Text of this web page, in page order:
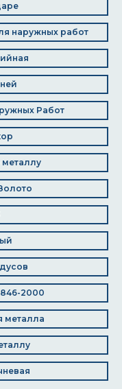
наружных работ
Работ
металлу
2000
металла